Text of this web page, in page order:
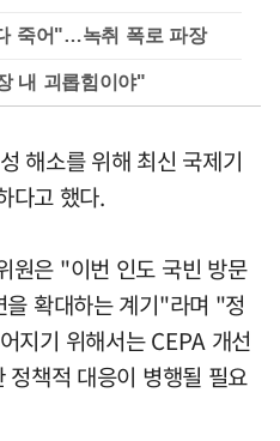
죽어"…녹취 폭로 파장
내 괴롭힘이야"
해소를 위해 최신 국제기
다고 했다.
원은 "이번 인도 국빈 방문
확대하는 계기"라며 "정
지기 위해서는 CEPA 개선
정책적 대응이 병행될 필요